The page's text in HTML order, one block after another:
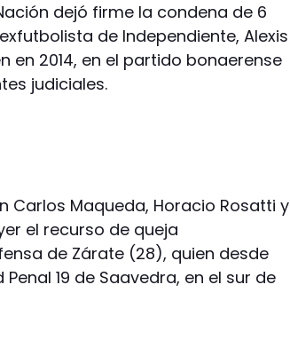
dejó firme la condena de 6
de Independiente, Alexis
en 2014, en el partido bonaerense
judiciales.
Carlos Maqueda, Horacio Rosatti y
el recurso de queja
de Zárate (28), quien desde
19 de Saavedra, en el sur de